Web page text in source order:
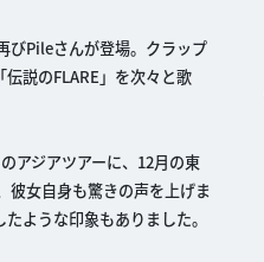
びPileさんが登場。クラップ
説のFLARE」を次々と歌
アジアツアーに、12月の東
彼女自身も驚きの声を上げま
ような印象もありました。